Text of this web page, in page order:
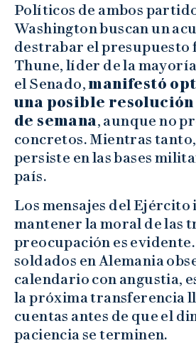
Políticos de ambos
Washington buscan un
destrabar el presupuesto
Thune, líder de la
el Senado,manifestó
una posible resolución
de semana, aunque no
concretos. Mientras
persiste en las bases
país.
Los mensajes del Ejército
mantener la moral de las
preocupación es
soldados en Alemania
calendario con angustia,
la próxima transferencia
cuentas antes de que el
paciencia se terminen.